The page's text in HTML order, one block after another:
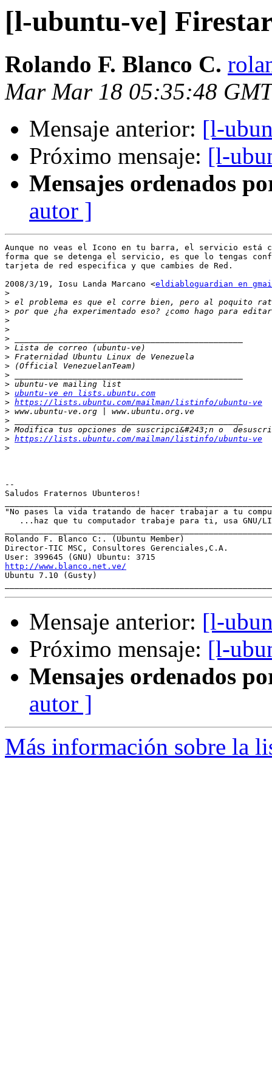
[l-ubuntu-ve]
Rolando F. Blanco C.
Mar Mar 18 05:35:48
Mensaje anterior: [l-
Próximo mensaje: [l-
Mensajes ordenados
autor ]
Aunque no veas el Icono en tu barra, el servicio está
forma que se detenga el servicio, es que lo tengas
tarjeta de red especifica y que cambies de Red.
2008/3/19, Iosu Landa Marcano <eldiabloguardian en
>
>
>
>
>
>
>
>
>
>
>
> ubuntu-ve en lists.ubuntu.com
> https://lists.ubuntu.com/mailman/listinfo/ubuntu-ve
>
>
>
> https://lists.ubuntu.com/mailman/listinfo/ubuntu-ve
>
--
Saludos Fraternos Ubunteros!
"No pases la vida tratando de hacer trabajar a tu
...haz que tu computador trabaje para ti, usa GNU/
Rolando F. Blanco C:. (Ubuntu Member)
Director-TIC MSC, Consultores Gerenciales,C.A.
http://www.blanco.net.ve/
Ubuntu 7.10 (Gusty)
Mensaje anterior: [l-
Próximo mensaje: [l-
Mensajes ordenados
autor ]
Más información sobre la